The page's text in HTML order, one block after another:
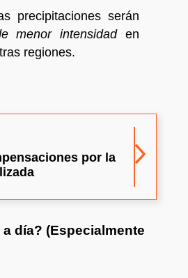
precipitaciones serán
menor intensidaden
regiones.
por la
día? (Especialmente